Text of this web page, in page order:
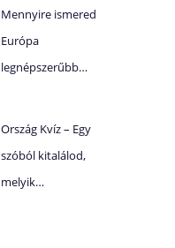
Mennyire ismered
Európa
legnépszerűbb…
Ország Kvíz – Egy
szóból kitalálod,
melyik…